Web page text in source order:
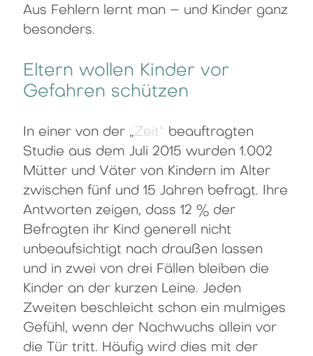
Aus Fehlern lernt man – und Kinder ganz
besonders.
Eltern wollen Kinder vor
Gefahren schützen
In einer von der „Zeit“ beauftragten
Studie aus dem Juli 2015 wurden 1.002
Mütter und Väter von Kindern im Alter
zwischen fünf und 15 Jahren befragt. Ihre
Antworten zeigen, dass 12 % der
Befragten ihr Kind generell nicht
unbeaufsichtigt nach draußen lassen
und in zwei von drei Fällen bleiben die
Kinder an der kurzen Leine. Jeden
Zweiten beschleicht schon ein mulmiges
Gefühl, wenn der Nachwuchs allein vor
die Tür tritt. Häufig wird dies mit der